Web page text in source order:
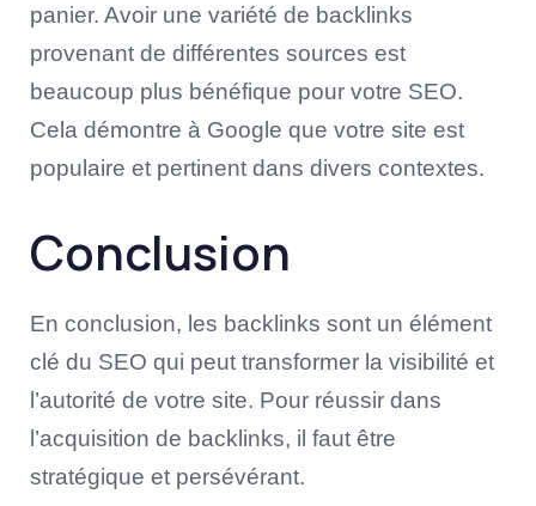
panier. Avoir une variété de backlinks
provenant de différentes sources est
beaucoup plus bénéfique pour votre SEO.
Cela démontre à Google que votre site est
populaire et pertinent dans divers contextes.
Conclusion
En conclusion, les backlinks sont un élément
clé du SEO qui peut transformer la visibilité et
l’autorité de votre site. Pour réussir dans
l’acquisition de backlinks, il faut être
stratégique et persévérant.